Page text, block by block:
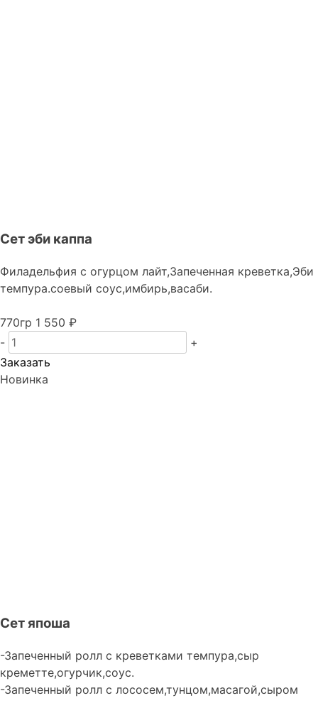
Сет эби каппа
Филадельфия с огурцом лайт,Запеченная креветка,Эби
темпура.соевый соус,имбирь,васаби.
770гр 1 550 ₽
-
+
Заказать
Новинка
Сет япоша
-Запеченный ролл с креветками темпура,сыр
креметте,огурчик,соус.
-Запеченный ролл с лососем,тунцом,масагой,сыром